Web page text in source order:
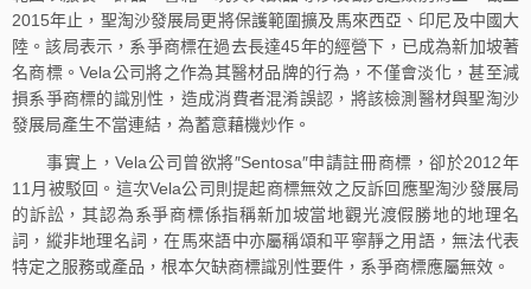
2015年止，聖淘沙發展局更將保護範圍擴及馬來西亞、印尼及中國大
陸。該局表示，系爭商標在過去長達45年的經營下，已成為新加坡著
名商標。Vela公司將之作為其醫材品牌的行為，不僅會淡化，甚至減
損系爭商標的識別性，造成消費者混淆誤認，將該檢測醫材與聖淘沙
發展局產生不當連結，為蓄意藉機炒作。
事實上，Vela公司曾欲將″Sentosa″申請註冊商標，卻於2012年
11月被駁回。這次Vela公司則提起商標無效之反訴回應聖淘沙發展局
的訴訟，其認為系爭商標係指稱新加坡當地觀光渡假勝地的地理名
詞，縱非地理名詞，在馬來語中亦屬稱頌和平寧靜之用語，無法代表
特定之服務或產品，根本欠缺商標識別性要件，系爭商標應屬無效。